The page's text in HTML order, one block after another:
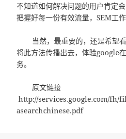
不知道如何解决问题的用户肯定
把握好每一份有效流量，SEM工作
当然，最重要的，还是希望看
将此方法传播出去，体验google
务。
原文链接
http://services.google.com/fh/
asearchchinese.pdf